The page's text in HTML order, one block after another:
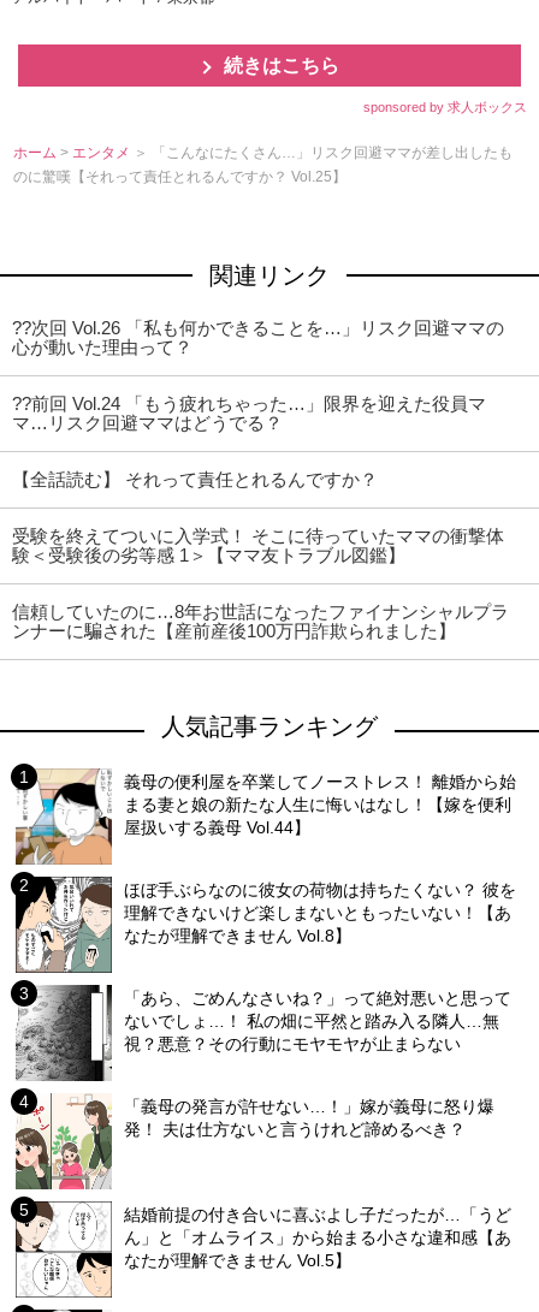
続きはこちら
sponsored by 求人ボックス
ホーム > エンタメ ＞ 「こんなにたくさん…」リスク回避ママが差し出したも
のに驚嘆【それって責任とれるんですか？ Vol.25】
関連リンク
??次回 Vol.26 「私も何かできることを…」リスク回避ママの
心が動いた理由って？
??前回 Vol.24 「もう疲れちゃった…」限界を迎えた役員マ
マ…リスク回避ママはどうでる？
【全話読む】 それって責任とれるんですか？
受験を終えてついに入学式！ そこに待っていたママの衝撃体
験＜受験後の劣等感 1＞【ママ友トラブル図鑑】
信頼していたのに…8年お世話になったファイナンシャルプラ
ンナーに騙された【産前産後100万円詐欺られました】
人気記事ランキング
義母の便利屋を卒業してノーストレス！ 離婚から始
まる妻と娘の新たな人生に悔いはなし！【嫁を便利
屋扱いする義母 Vol.44】
ほぼ手ぶらなのに彼女の荷物は持ちたくない？ 彼を
理解できないけど楽しまないともったいない！【あ
なたが理解できません Vol.8】
「あら、ごめんなさいね？」って絶対悪いと思って
ないでしょ…！ 私の畑に平然と踏み入る隣人…無
視？悪意？その行動にモヤモヤが止まらない
「義母の発言が許せない…！」嫁が義母に怒り爆
発！ 夫は仕方ないと言うけれど諦めるべき？
結婚前提の付き合いに喜ぶよし子だったが…「うど
ん」と「オムライス」から始まる小さな違和感【あ
なたが理解できません Vol.5】